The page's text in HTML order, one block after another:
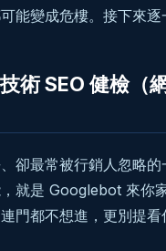
能變成危樓。接下來逐
術 SEO 健檢（
卻最常被行銷人忽略
就是 Googlebot 來你
門都不想進，更別提